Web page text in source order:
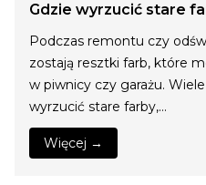
Gdzie wyrzucić stare
Podczas remontu czy
zostają resztki farb, które
w piwnicy czy garażu.
wyrzucić stare farby,…
Więcej →